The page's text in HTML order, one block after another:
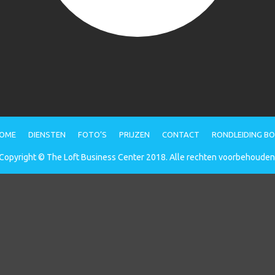
DIENSTEN FOTO’S PRIJZEN CONTACT RONDLEIDING
© The Loft Business Center 2018. Alle rechten